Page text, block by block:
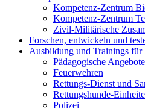
Kompetenz-Zentrum
Kompetenz-Zentrum
Zivil-Militärische
Forschen, entwickeln und
Ausbildung und Trainings für
Pädagogische Angebote
Feuerwehren
Rettungs-Dienst und
Rettungshunde-
Polizei